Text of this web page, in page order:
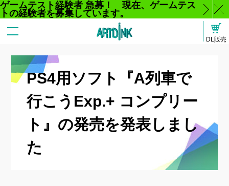
ゲームテスト経験者 急募！ 現在、ゲームテス
トの経験者を募集しています。
じ
DL販売
PS4用ソフト『A列車で
行こうExp.+ コンプリー
ト』の発売を発表しまし
た